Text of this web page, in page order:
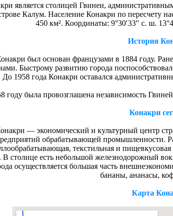
является столицей Гвинеи,
Калум. Население Конакри по пересчету
450 км². Координаты: 9°30′33″ с. ш.
История
был основан французами в 1884 году.
Быстрому развитию города
До 1958 года Конакри оставался
году была провозглашена независимость
Конакри
— экономический и культурный центр
обрабатывающей промышленности.
текстильная и
В столице есть небольшой железнодорожный
осуществляется большая часть
бананы, ананасы,
Карта